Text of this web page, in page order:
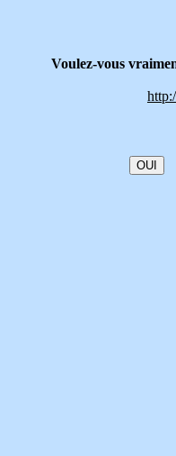
Voulez-vous